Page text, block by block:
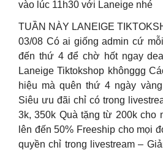
vào lúc 11h30 với Laneige nhé
TUẦN NÀY LANEIGE
03/08 Có ai giống admin cứ
đến thứ 4 để chờ hốt ngay
Laneige Tiktokshop khônggg
hiệu mà quên thứ 4 ngày
Siêu ưu đãi chỉ có trong
3k, 350k Quà tặng từ 200k cho
lên đến 50% Freeship cho mọi
quyền chỉ trong livestream –